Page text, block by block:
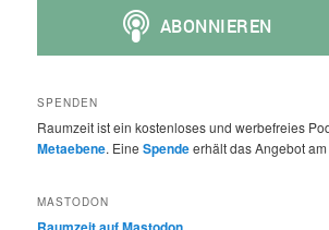
SPENDEN
Raumzeit ist ein kostenloses und werbefreies
Metaebene. EineSpendeerhält das Angebot
MASTODON